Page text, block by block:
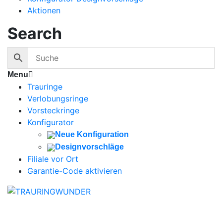
Aktionen
Search
Menu
Trauringe
Verlobungsringe
Vorsteckringe
Konfigurator
Neue Konfiguration
Designvorschläge
Filiale vor Ort
Garantie-Code aktivieren